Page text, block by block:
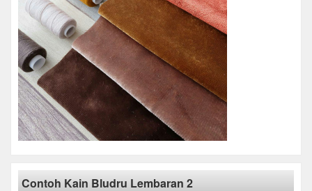
Contoh Kain Bludru Lembaran 2